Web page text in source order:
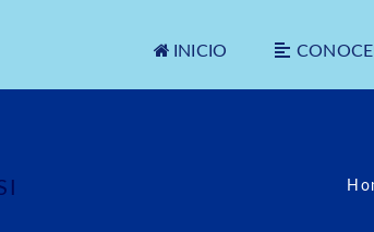
INICIO